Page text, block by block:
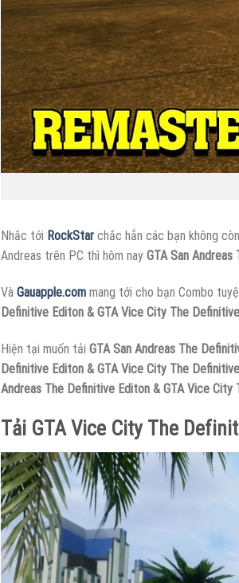
Nhắc tới RockStar chắc hẳn các bạn không
Andreas trên PC thì hôm nay GTA San
Và Gauapple.com mang tới cho bạn Combo
Definitive Editon & GTA Vice City The
Hiện tại muốn tải GTA San Andreas The
Definitive Editon & GTA Vice City The
Andreas The Definitive Editon & GTA Vice City
Tải GTA Vice City The